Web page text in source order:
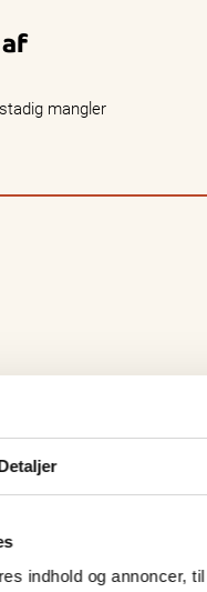
indhold og annoncer,
mangler